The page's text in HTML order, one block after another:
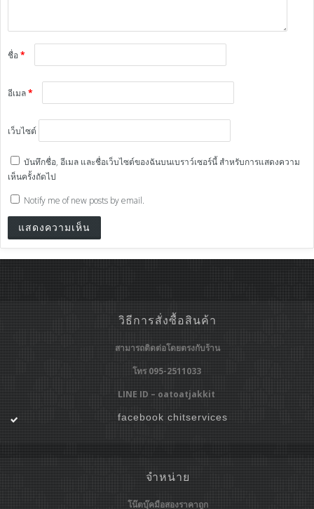
ชื่อ*
อีเมล*
เว็บไซต์
บันทึกชื่อ, อีเมล และชื่อเว็บไซต์ของฉันบนเบราว์เซอร์นี้ สำหรับการแสดงความ
เห็นครั้งถัดไป
Notify me of new posts by email.
วิธีการสั่งซื้อสินค้า
สามารถติดต่อโดยตรงกับร้าน
โทร 095-2511033
LINE ID – oatoatjakkit
facebook chitservices
จำหน่าย
โน๊ตบุ๊คมือสองราคาถูก